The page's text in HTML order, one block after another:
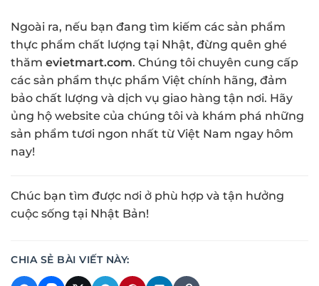
Ngoài ra, nếu bạn đang tìm kiếm các sản phẩm
thực phẩm chất lượng tại Nhật, đừng quên ghé
thăm evietmart.com. Chúng tôi chuyên cung cấp
các sản phẩm thực phẩm Việt chính hãng, đảm
bảo chất lượng và dịch vụ giao hàng tận nơi. Hãy
ủng hộ website của chúng tôi và khám phá những
sản phẩm tươi ngon nhất từ Việt Nam ngay hôm
nay!
Chúc bạn tìm được nơi ở phù hợp và tận hưởng
cuộc sống tại Nhật Bản!
CHIA SẺ BÀI VIẾT NÀY: